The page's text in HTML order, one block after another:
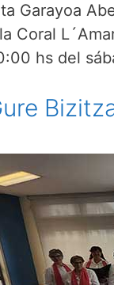
Garayoa
Coral
hs del